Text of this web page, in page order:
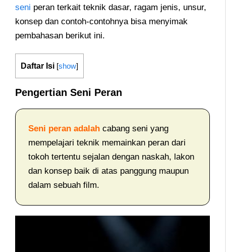
seni peran terkait teknik dasar, ragam jenis, unsur,
konsep dan contoh-contohnya bisa menyimak
pembahasan berikut ini.
Daftar Isi [show]
Pengertian Seni Peran
Seni peran adalah cabang seni yang
mempelajari teknik memainkan peran dari
tokoh tertentu sejalan dengan naskah, lakon
dan konsep baik di atas panggung maupun
dalam sebuah film.